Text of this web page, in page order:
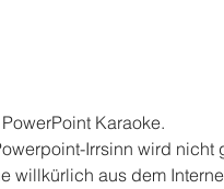
Karaoke.
Irrsinn wird nicht
willkürlich aus dem